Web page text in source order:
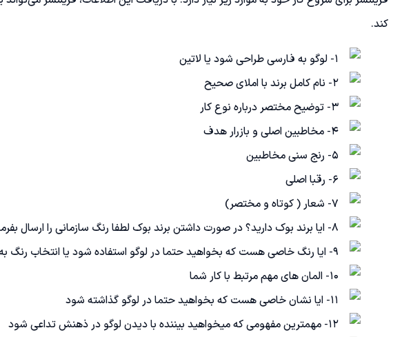
کند.
1- لوگو به فارسی طراحی شود یا لاتین
2- نام کامل برند با املای صحیح
3- توضیح مختصر درباره نوع کار
4- مخاطبین اصلی و بازرار هدف
5- رنج سنی مخاطبین
6- رقبا اصلی
7- شعار ( کوتاه و مختصر)
8- ایا برند بوک دارید؟ در صورت داشتن برند بوک لطفا رنگ سازمانی را ارسال بفرمایید
9- ایا رنگ خاصی هست که بخواهید حتما در لوگو استفاده شود یا انتخاب رنگ به عهده من میباشد
10- المان های مهم مرتبط با کار شما
11- ایا نشان خاصی هست که بخواهید حتما در لوگو گذاشته شود
12- مهمترین مفهومی که میخواهید بیننده با دیدن لوگو در ذهنش تداعی شود